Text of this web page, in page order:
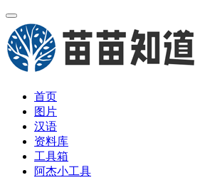
首页
图片
汉语
资料库
工具箱
阿杰小工具